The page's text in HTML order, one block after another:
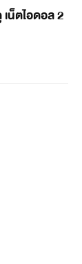
น็ตไอดอล 2